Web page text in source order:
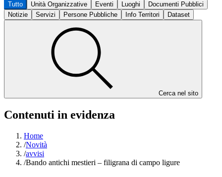
Tutto Unità Organizzative Eventi Luoghi
Documenti Pubblici
Notizie
Servizi Persone Pubbliche Info Territori Dataset
Cerca nel sito
Contenuti in evidenza
Home
/Novità
/avvisi
/Bando antichi mestieri – filigrana di campo ligure